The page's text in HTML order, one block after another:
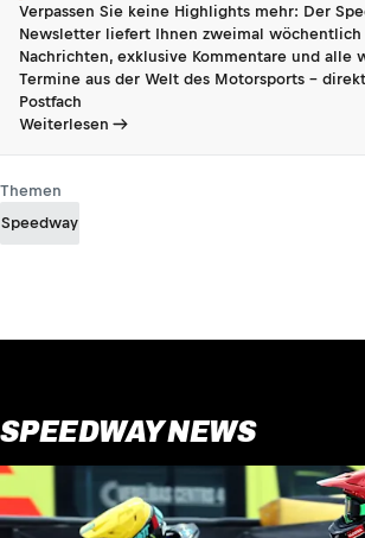
Verpassen Sie keine Highlights mehr: Der
Newsletter liefert Ihnen zweimal
Nachrichten, exklusive Kommentare und alle
Termine aus der Welt des Motorsports -
Postfach
Weiterlesen
Themen
Speedway
SPEEDWAY NEWS